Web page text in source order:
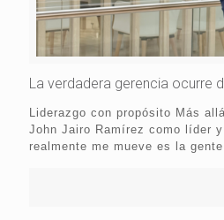
La verdadera gerencia ocurre
Liderazgo con propósito Más
John Jairo Ramírez como líder
realmente me mueve es la